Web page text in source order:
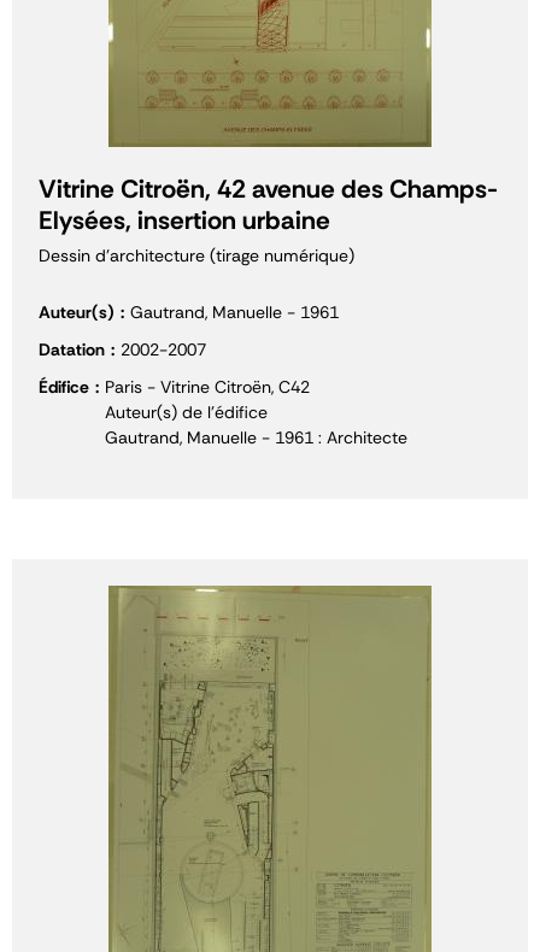
Vitrine Citroën, 42 avenue des Champs-
Elysées, insertion urbaine
Dessin d'architecture (tirage numérique)
Auteur(s)
Gautrand, Manuelle - 1961
Datation
2002-2007
Édifice
Paris - Vitrine Citroën, C42
Auteur(s) de l'édifice
Gautrand, Manuelle - 1961 : Architecte